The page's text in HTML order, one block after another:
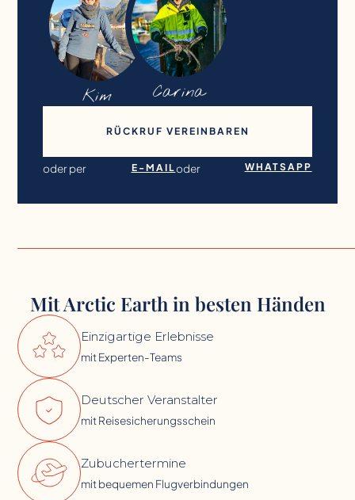
Kim Carina
RÜCKRUF VEREINBAREN
oder per E-MAILoder WHATSAPP
Mit Arctic Earth in besten Händen
Einzigartige Erlebnisse
mit Experten-Teams
Deutscher Veranstalter
mit Reisesicherungsschein
Zubuchertermine
mit bequemen Flugverbindungen